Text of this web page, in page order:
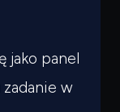
jako panel
w